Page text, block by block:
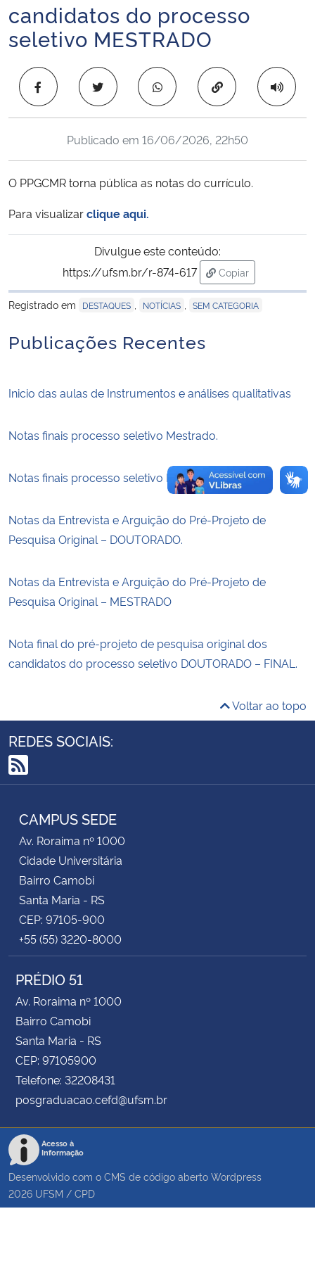
Ministério da Cidadania
Ministério da Saúde
Ministério de Minas e Energia
Ministério do Meio Ambiente
Ministério do Desenvolvimento Regional
Controladoria-Geral da União
Ministério da Mulher, da Família e dos Direitos Humanos
Secretaria-Geral
Planalto
candidatos do processo
seletivo MESTRADO
Copiar para área
Publicado em 16/06/2026, 22h50
O PPGCMR torna pública as notas do currículo.
Para visualizarclique aqui.
Divulgue este conteúdo:
https://ufsm.br/r-874-617
Copiar
para área de
Registrado em
DESTAQUES NOTÍCIAS SEM CATEGORIA
Publicações Recentes
Inicio das aulas de Instrumentos e análises qualitativas
Notas finais processo seletivo Mestrado.
Notas finais processo seletivo Doutorado.
Notas da Entrevista e Arguição do Pré-Projeto de
Pesquisa Original – DOUTORADO.
Notas da Entrevista e Arguição do Pré-Projeto de
Pesquisa Original – MESTRADO
Nota final do pré-projeto de pesquisa original dos
candidatos do processo seletivo DOUTORADO – FINAL.
Voltar ao topo
REDES SOCIAIS:
RSS
CAMPUS SEDE
Av. Roraima nº 1000
Cidade Universitária
Bairro Camobi
Santa Maria - RS
CEP: 97105-900
+55 (55) 3220-8000
PRÉDIO 51
Av. Roraima nº 1000
Bairro Camobi
Santa Maria - RS
CEP: 97105900
Telefone: 32208431
posgraduacao.cefd@ufsm.br
Acesso à
Informação
Desenvolvido com o CMS de código aberto Wordpress
2026 UFSM / CPD